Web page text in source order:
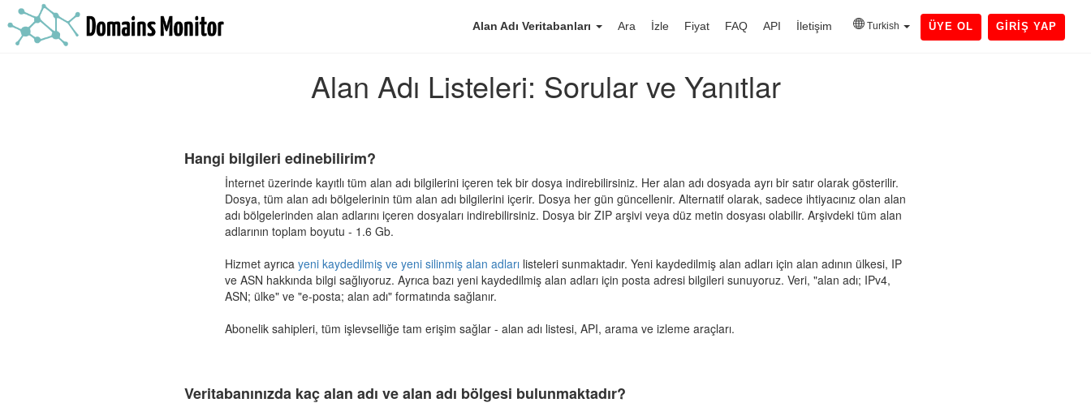
Alan Adı Veritabanları Ara İzle Fiyat FAQ API İletişim Turkish ÜYE OL GIRIŞ YAP
Alan Adı Listeleri: Sorular ve Yanıtlar
Hangi bilgileri edinebilirim?
İnternet üzerinde kayıtlı tüm alan adı bilgilerini içeren tek bir dosya indirebilirsiniz. Her alan adı dosyada ayrı bir satır olarak gösterilir.
Dosya, tüm alan adı bölgelerinin tüm alan adı bilgilerini içerir. Dosya her gün güncellenir. Alternatif olarak, sadece ihtiyacınız olan alan
adı bölgelerinden alan adlarını içeren dosyaları indirebilirsiniz. Dosya bir ZIP arşivi veya düz metin dosyası olabilir. Arşivdeki tüm alan
adlarının toplam boyutu - 1.6 Gb.
Hizmet ayrıcayeni kaydedilmiş ve yeni silinmiş alan adları listeleri sunmaktadır. Yeni kaydedilmiş alan adları için alan adının ülkesi, IP
ve ASN hakkında bilgi sağlıyoruz. Ayrıca bazı yeni kaydedilmiş alan adları için posta adresi bilgileri sunuyoruz. Veri, "alan adı; IPv4,
ASN; ülke" ve "e-posta; alan adı" formatında sağlanır.
Abonelik sahipleri, tüm işlevselliğe tam erişim sağlar - alan adı listesi, API, arama ve izleme araçları.
Veritabanınızda kaç alan adı ve alan adı bölgesi bulunmaktadır?